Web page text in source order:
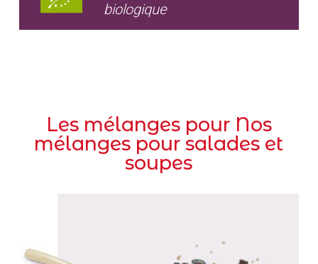
biologique
Les mélanges pour Nos
mélanges pour salades et
soupes